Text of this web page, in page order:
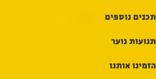
תכנים נוספים
תנועות נוער
הזמינו אותנו